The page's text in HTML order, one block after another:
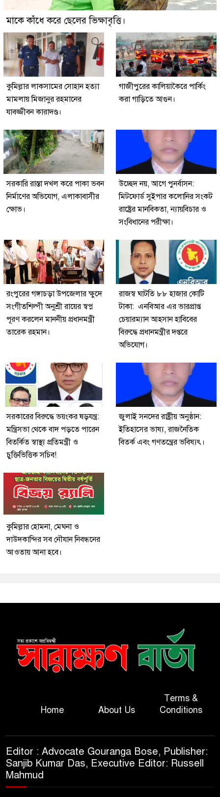
মাকে কাঁধে করে ছেলের ভিক্ষাবৃত্তি।
কুমিল্লার লাকসামের সোহান হত্যা
মামলায় মিজানুর রহমানের
যাবজ্জীবন কারাদণ্ড।
গাজীপুরের কালিয়াকৈরে পার্কিং
করা গাড়িতে আগুন।
সরকারি রাস্তা দখল করে পাকা ভবন
নির্মাণের অভিযোগ, এলাকাবাসীর
ক্ষোভ।
উচ্ছেদ নয়, আগে পুনর্বাসন:
মিটফোর্ড সুইপার কলোনির সংকট
রাষ্ট্রের মানবিকতা, ন্যায়বিচার ও
সংবিধানের পরীক্ষা।
রংপুরের গঙ্গাচড়া উপজেলার ক্ষুদে
সংগীতশিল্পী অনুশ্রী রায়ের স্বপ্ন
পূরণ করলেন মাননীয় প্রধানমন্ত্রী
তারেক রহমান।
রাজস্ব ঘাটতি ৮৮ হাজার কোটি
টাকা: এনবিআর এর ভারপ্রাপ্ত
চেয়ারম্যান আহসান হাবিবের
বিরুদ্ধে প্রধানমন্ত্রীর দপ্তরে
অভিযোগ।
সরকারের বিরুদ্ধে ভয়ংকর ষড়যন্ত্র:
মন্ত্রিসভা থেকে বাদ পড়তে পারেন
বিতর্কিত স্বাস্থ্য প্রতিমন্ত্রী ও
চুক্তিভিত্তিক সচিব!
জুলাই সনদের রাষ্ট্রীয় অনুষ্ঠান:
ইতিহাসের ভাষ্য, রাজনৈতিক
বিতর্ক এবং গণতন্ত্রের ভবিষ্যৎ।
কুমিল্লার হোমনা, মেঘনা ও
দাউদকান্দির সব নৌযান নিবন্ধনের
আওতায় আনা হবে।
Home About Us
Terms &
Conditions
Editor : Advocate Gouranga Bose, Publisher:
Sanjib Kumar Das, Executive Editor: Russell
Mahmud